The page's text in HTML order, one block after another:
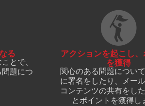
る
とで、
題につ
アクションを起こし、
を獲得
関心のある問題につい
に署名をしたり、メー
コンテンツの共有をし
とポイントを獲得し